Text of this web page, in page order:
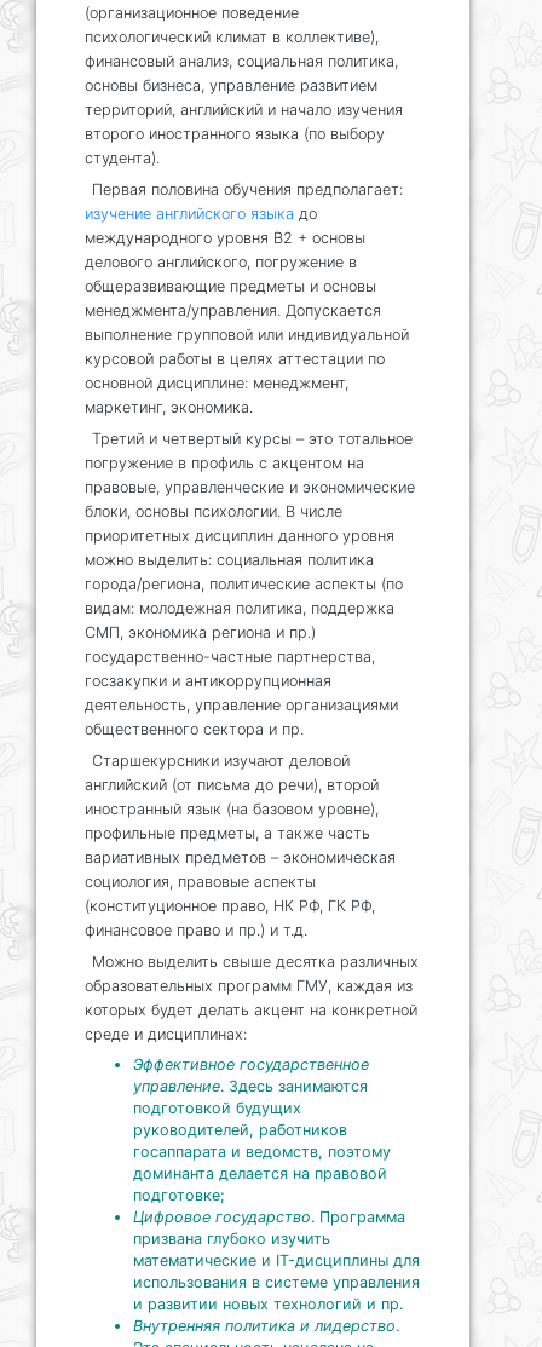
(организационное поведение
психологический климат в коллективе),
финансовый анализ, социальная политика,
основы бизнеса, управление развитием
территорий, английский и начало изучения
второго иностранного языка (по выбору
студента).
Первая половина обучения предполагает:
изучение английского языка до
международного уровня В2 + основы
делового английского, погружение в
общеразвивающие предметы и основы
менеджмента/управления. Допускается
выполнение групповой или индивидуальной
курсовой работы в целях аттестации по
основной дисциплине: менеджмент,
маркетинг, экономика.
Третий и четвертый курсы – это тотальное
погружение в профиль с акцентом на
правовые, управленческие и экономические
блоки, основы психологии. В числе
приоритетных дисциплин данного уровня
можно выделить: социальная политика
города/региона, политические аспекты (по
видам: молодежная политика, поддержка
СМП, экономика региона и пр.)
государственно-частные партнерства,
госзакупки и антикоррупционная
деятельность, управление организациями
общественного сектора и пр.
Старшекурсники изучают деловой
английский (от письма до речи), второй
иностранный язык (на базовом уровне),
профильные предметы, а также часть
вариативных предметов – экономическая
социология, правовые аспекты
(конституционное право, НК РФ, ГК РФ,
финансовое право и пр.) и т.д.
Можно выделить свыше десятка различных
образовательных программ ГМУ, каждая из
которых будет делать акцент на конкретной
среде и дисциплинах:
Эффективное государственное
управление. Здесь занимаются
подготовкой будущих
руководителей, работников
госаппарата и ведомств, поэтому
доминанта делается на правовой
подготовке;
Цифровое государство. Программа
призвана глубоко изучить
математические и IT-дисциплины для
использования в системе управления
и развитии новых технологий и пр.
Внутренняя политика и лидерство.